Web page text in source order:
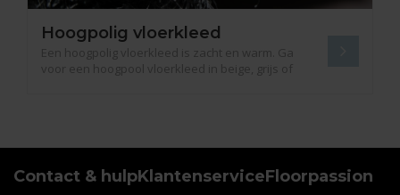
Hoogpolig vloerkleed
Een hoogpolig vloerkleed is zacht en warm. Ga
voor een hoogpool vloerkleed in beige, grijs of
Contact & hulpKlantenserviceFloorpassion